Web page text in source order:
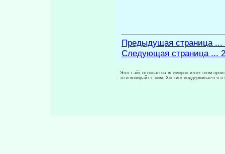
Предыдущая страница ...
Следующая страница ...
Этот сайт основан на всемирно известном
то и копирайт с ним. Хостинг поддерживается